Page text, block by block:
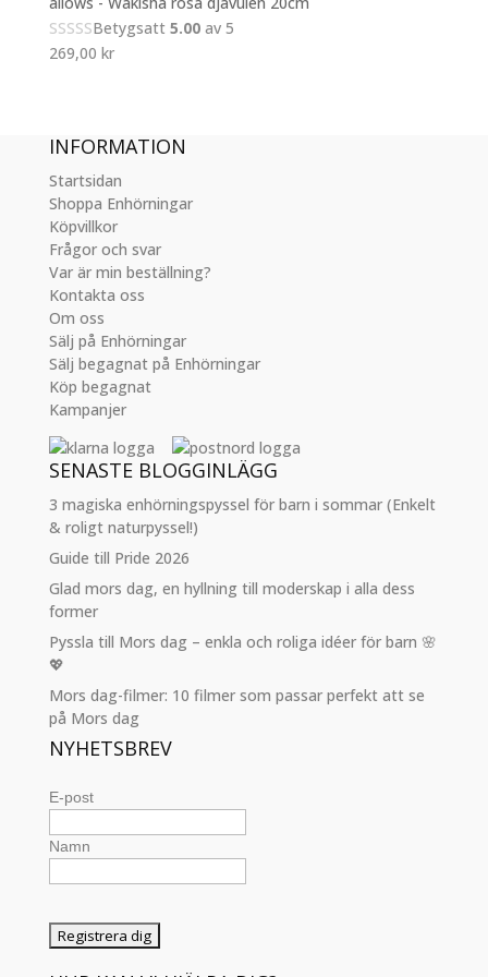
Betygsatt 5.00av 5
269,00 kr
INFORMATION
Startsidan
Shoppa Enhörningar
Köpvillkor
Frågor och svar
Var är min beställning?
Kontakta oss
Om oss
Sälj på Enhörningar
Sälj begagnat på Enhörningar
Köp begagnat
Kampanjer
SENASTE BLOGGINLÄGG
3 magiska enhörningspyssel för barn i sommar (Enkelt
& roligt naturpyssel!)
Guide till Pride 2026
Glad mors dag, en hyllning till moderskap i alla dess
former
Pyssla till Mors dag – enkla och roliga idéer för barn 🌸
💖
Mors dag-filmer: 10 filmer som passar perfekt att se
på Mors dag
NYHETSBREV
E-post
Namn